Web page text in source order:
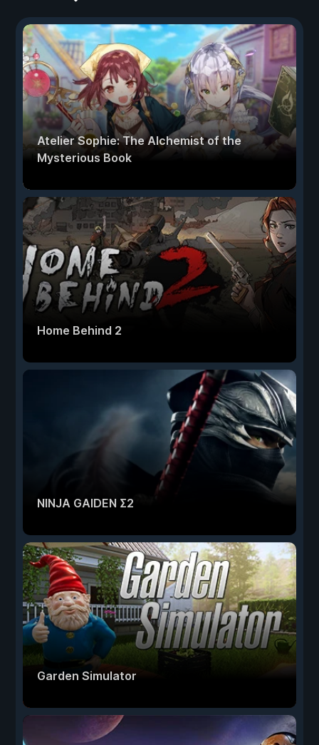
Atelier Sophie: The Alchemist of the
Mysterious Book
Home Behind 2
NINJA GAIDEN Σ2
Garden Simulator